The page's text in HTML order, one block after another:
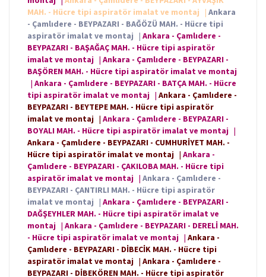
MAH. - Hücre tipi aspiratör imalat ve montaj
| Ankara
- Çamlıdere - BEYPAZARI - BAĞÖZÜ MAH. - Hücre tipi
aspiratör imalat ve montaj | Ankara - Çamlıdere -
BEYPAZARI - BAŞAĞAÇ MAH. - Hücre tipi aspiratör
imalat ve montaj | Ankara - Çamlıdere - BEYPAZARI -
BAŞÖREN MAH. - Hücre tipi aspiratör imalat ve montaj
| Ankara - Çamlıdere - BEYPAZARI - BATÇA MAH. - Hücre
tipi aspiratör imalat ve montaj | Ankara - Çamlıdere -
BEYPAZARI - BEYTEPE MAH. - Hücre tipi aspiratör
imalat ve montaj | Ankara - Çamlıdere - BEYPAZARI -
BOYALI MAH. - Hücre tipi aspiratör imalat ve montaj |
Ankara - Çamlıdere - BEYPAZARI - CUMHURİYET MAH. -
Hücre tipi aspiratör imalat ve montaj | Ankara -
Çamlıdere - BEYPAZARI - ÇAKILOBA MAH. - Hücre tipi
aspiratör imalat ve montaj | Ankara - Çamlıdere -
BEYPAZARI - ÇANTIRLI MAH. - Hücre tipi aspiratör
imalat ve montaj | Ankara - Çamlıdere - BEYPAZARI -
DAĞŞEYHLER MAH. - Hücre tipi aspiratör imalat ve
montaj | Ankara - Çamlıdere - BEYPAZARI - DERELİ MAH.
- Hücre tipi aspiratör imalat ve montaj | Ankara -
Çamlıdere - BEYPAZARI - DİBECİK MAH. - Hücre tipi
aspiratör imalat ve montaj | Ankara - Çamlıdere -
BEYPAZARI - DİBEKÖREN MAH. - Hücre tipi aspiratör